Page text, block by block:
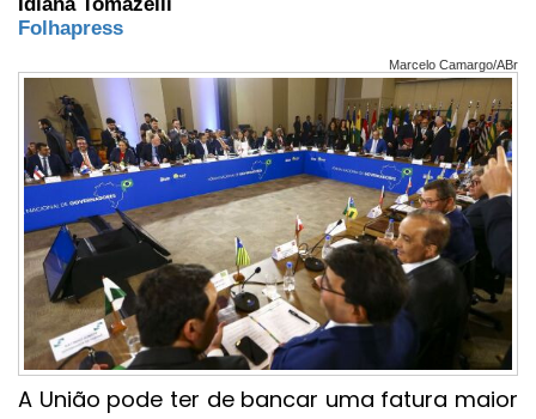
Folhapress
Marcelo Camargo/ABr
A União pode ter de bancar uma fatura maior